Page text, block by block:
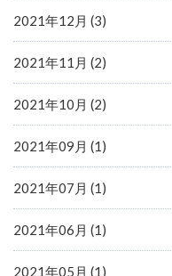
2021年12月 (3)
2021年11月 (2)
2021年10月 (2)
2021年09月 (1)
2021年07月 (1)
2021年06月 (1)
2021年05月 (1)